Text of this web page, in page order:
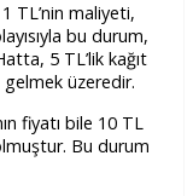
TL’nin maliyeti,
bu durum,
5 TL’lik kağıt
üzeredir.
fiyatı bile 10 TL
Bu durum